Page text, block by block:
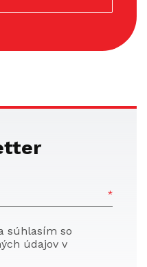
súhlasím so
údajov v